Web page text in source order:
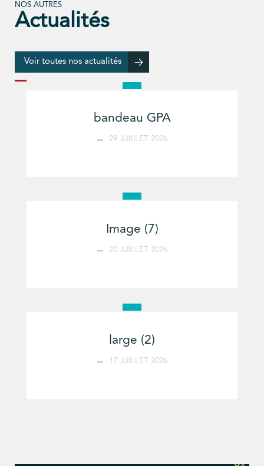
NOS AUTRES
Actualités
Voir toutes nos actualités
bandeau GPA
29 JUILLET 2026
Image (7)
20 JUILLET 2026
large (2)
17 JUILLET 2026